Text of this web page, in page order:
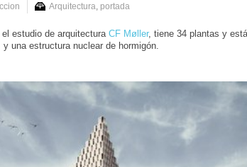
Arquitectura portada
estudio de arquitectura CF Møller, tiene 34 plantas y está
una estructura nuclear de hormigón.